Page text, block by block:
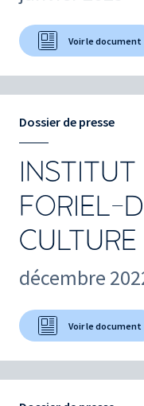
Voir le document
Dossier de presse
FORIEL-
décembre
Voir le document